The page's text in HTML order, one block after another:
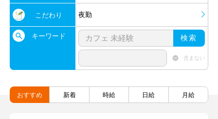
こだわり 夜勤
キーワード 検索
含まない
おすすめ 新着 時給 日給 月給